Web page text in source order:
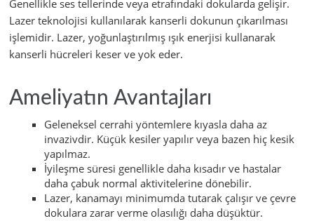
Genellikle ses tellerinde veya etrafındaki dokularda gelişir.
Lazer teknolojisi kullanılarak kanserli dokunun çıkarılması
işlemidir. Lazer, yoğunlaştırılmış ışık enerjisi kullanarak
kanserli hücreleri keser ve yok eder.
Ameliyatın Avantajları
Geleneksel cerrahi yöntemlere kıyasla daha az
invazivdir. Küçük kesiler yapılır veya bazen hiç kesik
yapılmaz.
İyileşme süresi genellikle daha kısadır ve hastalar
daha çabuk normal aktivitelerine dönebilir.
Lazer, kanamayı minimumda tutarak çalışır ve çevre
dokulara zarar verme olasılığı daha düşüktür.